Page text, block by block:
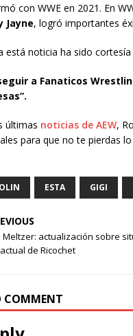
con WWE en 2021. En
Jayne, logró importantes
está noticia ha sido
a Fanaticos
últimas noticias de AEW,
para que no te pierdas
ESTA GIGI
Meltzer: actualización sobre
de Ricochet
COMMENT